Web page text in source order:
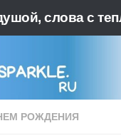
РОЖДЕНИЯ